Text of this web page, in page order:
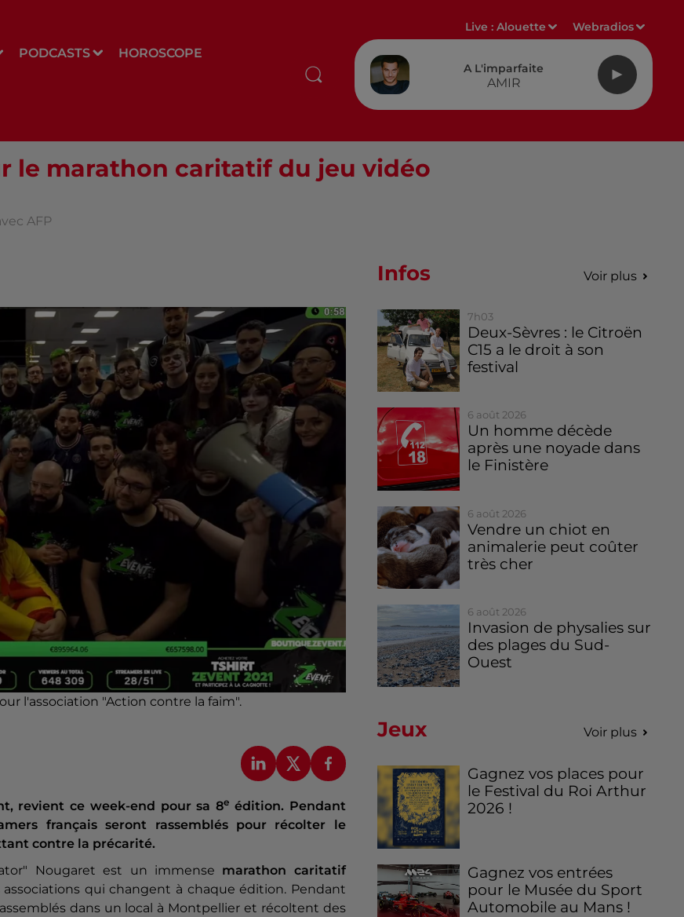
PODCASTS HOROSCOPE
Live :Alouette Webradios
A L'imparfaite
AMIR
le marathon caritatif du jeu vidéo
AFP
l'association "Action contre la faim".
revient ce week-end pour sa 8e édition. Pendant
français seront rassemblés pour récolter le
contre la précarité.
Nougaret est un immense marathon caritatif
qui changent à chaque édition. Pendant
dans un local à Montpellier et récoltent des
Infos Voir plus
7h03
Deux-Sèvres : le Citroën
C15 a le droit à son
festival
6 août 2026
Un homme décède
après une noyade dans
le Finistère
6 août 2026
Vendre un chiot en
animalerie peut coûter
très cher
6 août 2026
Invasion de physalies sur
des plages du Sud-
Ouest
Jeux Voir plus
Gagnez vos places pour
le Festival du Roi Arthur
2026 !
Gagnez vos entrées
pour le Musée du Sport
Automobile au Mans !